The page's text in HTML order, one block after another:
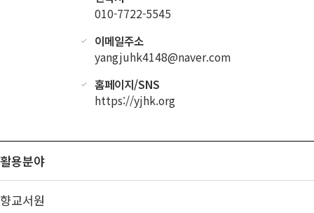
010-7722-5545
이메일주소
yangjuhk4148@naver.com
홈페이지/SNS
https://yjhk.org
활용분야
향교서원